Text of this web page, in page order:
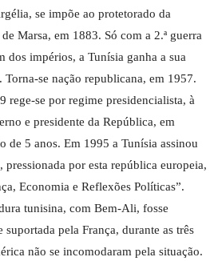
se impõe ao protetorado da
Marsa, em 1883. Só com a 2.ª guerra
impérios, a Tunísia ganha a sua
se nação republicana, em 1957.
rege-se por regime presidencialista, à
e presidente da República, em
de 5 anos. Em 1995 a Tunísia assinou
pressionada por esta república europeia,
Economia e Reflexões Políticas”.
tunisina, com Bem-Ali, fosse
suportada pela França, durante as três
não se incomodaram pela situação.